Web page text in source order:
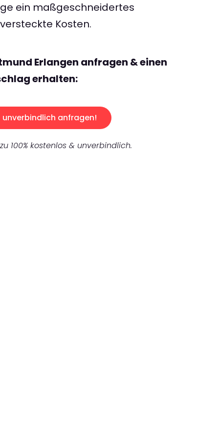
ein maßgeschneidertes
Kosten.
Erlangen anfragen & einen
erhalten:
unverbindlich anfragen!
100% kostenlos & unverbindlich.